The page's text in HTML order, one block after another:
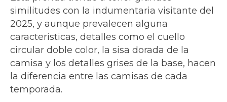
similitudes con la indumentaria visitante del
2025, y aunque prevalecen alguna
caracteristicas, detalles como el cuello
circular doble color, la sisa dorada de la
camisa y los detalles grises de la base, hacen
la diferencia entre las camisas de cada
temporada.